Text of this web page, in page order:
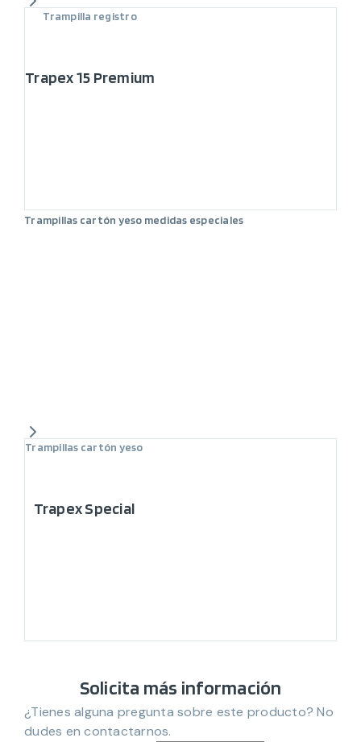
Trampilla registro
Trapex 15 Premium
Trampillas cartón yeso medidas especiales
Trampillas cartón yeso
Trapex Special
Solicita más información
¿Tienes alguna pregunta sobre este producto? No
dudes en contactarnos.